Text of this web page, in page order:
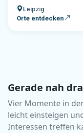
Gerade nah
Vier Momente in
leicht einsteigen
Interessen treffen